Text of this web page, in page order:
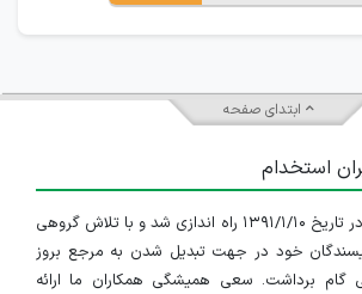
ابتدای صفحه
استخدام
سایت ایران استخدام در تاریخ ۱۳۹۱/۱/۱۰ راه اندازی شد و با تلاش گروهی
خود در جهت تبدیل شدن به مرجع بروز
گام برداشت. سعی همیشگی همکاران ما ارائه